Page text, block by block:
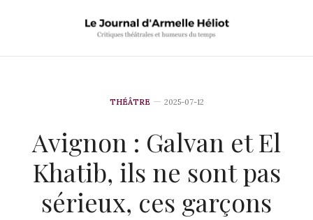
THÉÂTRE 2025-07-12
Avignon : Galvan et El
Khatib, ils ne sont pas
sérieux, ces garçons